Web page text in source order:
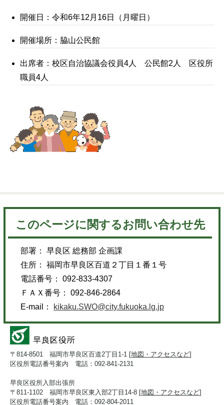
開催日：令和6年12月16日（月曜日）
開催場所：脇山公民館
出席者：校区自治協議会役員4人 公民館2人 区役所
職員4人
このページに関するお問い合わせ先
部署： 早良区 総務部 企画課
住所： 福岡市早良区百道２丁目１番１号
電話番号： 092-833-4307
ＦＡＸ番号： 092-846-2864
E-mail：
kikaku.SWO@city.fukuoka.lg.jp
〒814-8501 福岡市早良区百道2丁目1-1 [地図・アクセスなど]
区役所電話番号案内 電話：092-841-2131
早良区役所入部出張所
〒811-1102 福岡市早良区東入部2丁目14-8 [地図・アクセスなど]
区役所電話番号案内 電話：092-804-2011